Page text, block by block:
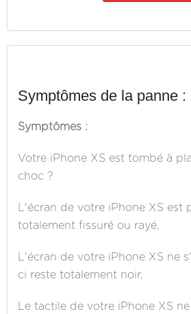
Symptômes de la panne :
Symptômes :
Votre iPhone XS est tombé à
choc ?
L'écran de votre iPhone XS est
totalement fissuré ou rayé,
L'écran de votre iPhone XS ne
ci reste totalement noir,
Le tactile de votre iPhone XS